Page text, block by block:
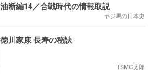
油断編14／合戦時代の情報取説
ヤジ馬の日本史
徳川家康 長寿の秘訣
TSMC太郎